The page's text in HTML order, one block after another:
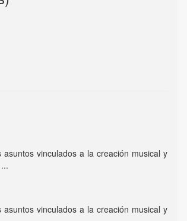
vinculados a la creación musical y
vinculados a la creación musical y